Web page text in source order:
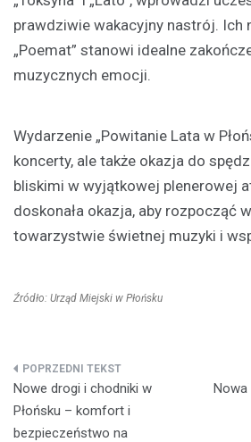
prawdziwie wakacyjny nastrój. Ich
„Poemat” stanowi idealne
muzycznych emocji.
Wydarzenie „Powitanie Lata w
koncerty, ale także okazja do
bliskimi w wyjątkowej plenerowej
doskonała okazja, aby rozpocząć
towarzystwie świetnej muzyki i
Źródło: Urząd Miejski w Płońsku
Nawigacja
wpisu
Nowe drogi i chodniki w
Płońsku – komfort i
bezpieczeństwo na